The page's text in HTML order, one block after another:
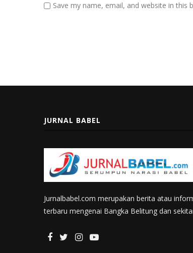
Save my name, email, and website in
JURNAL BABEL
Jurnalbabel.com merupakan berita atau
terbaru mengenai Bangka Belitung dan